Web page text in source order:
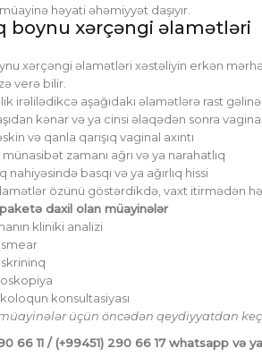
həyati əhəmiyyət daşıyır.
boynu xərçəngi əlamətləri
xərçəngi əlamətləri xəstəliyin erkən
verə bilir.
irəlilədikcə aşağıdakı əlamətlərə rast
kənar və ya cinsi əlaqədən sonra
və qanla qarışıq vaginal axıntı
münasibət zamanı ağrı və ya narahatlıq
nahiyəsində basqı və ya ağırlıq hissi
özünü göstərdikdə, vaxt itirmədən
daxil olan müayinələr
kliniki analizi
konsultasiyası
üçün öncədən qeydiyyatdan
66 11 / (+99451) 290 66 17whatsapp və ya